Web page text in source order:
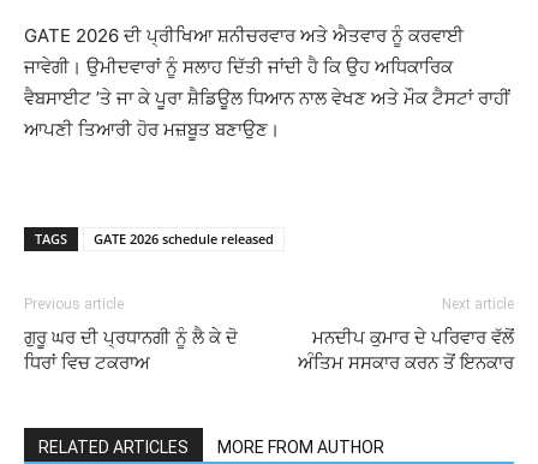
GATE 2026 ਦੀ ਪ੍ਰੀਖਿਆ ਸ਼ਨੀਚਰਵਾਰ ਅਤੇ ਐਤਵਾਰ ਨੂੰ ਕਰਵਾਈ
ਜਾਵੇਗੀ। ਉਮੀਦਵਾਰਾਂ ਨੂੰ ਸਲਾਹ ਦਿੱਤੀ ਜਾਂਦੀ ਹੈ ਕਿ ਉਹ ਅਧਿਕਾਰਿਕ
ਵੈਬਸਾਈਟ ’ਤੇ ਜਾ ਕੇ ਪੂਰਾ ਸ਼ੈਡਿਊਲ ਧਿਆਨ ਨਾਲ ਵੇਖਣ ਅਤੇ ਮੌਕ ਟੈਸਟਾਂ ਰਾਹੀਂ
ਆਪਣੀ ਤਿਆਰੀ ਹੋਰ ਮਜ਼ਬੂਤ ਬਣਾਉਣ।
TAGS GATE 2026 schedule released
Previous article
ਗੁਰੂ ਘਰ ਦੀ ਪ੍ਰਧਾਨਗੀ ਨੂੰ ਲੈ ਕੇ ਦੋ
ਧਿਰਾਂ ਵਿਚ ਟਕਰਾਅ
Next article
ਮਨਦੀਪ ਕੁਮਾਰ ਦੇ ਪਰਿਵਾਰ ਵੱਲੋਂ
ਅੰਤਿਮ ਸਸਕਾਰ ਕਰਨ ਤੋਂ ਇਨਕਾਰ
RELATED ARTICLES MORE FROM AUTHOR